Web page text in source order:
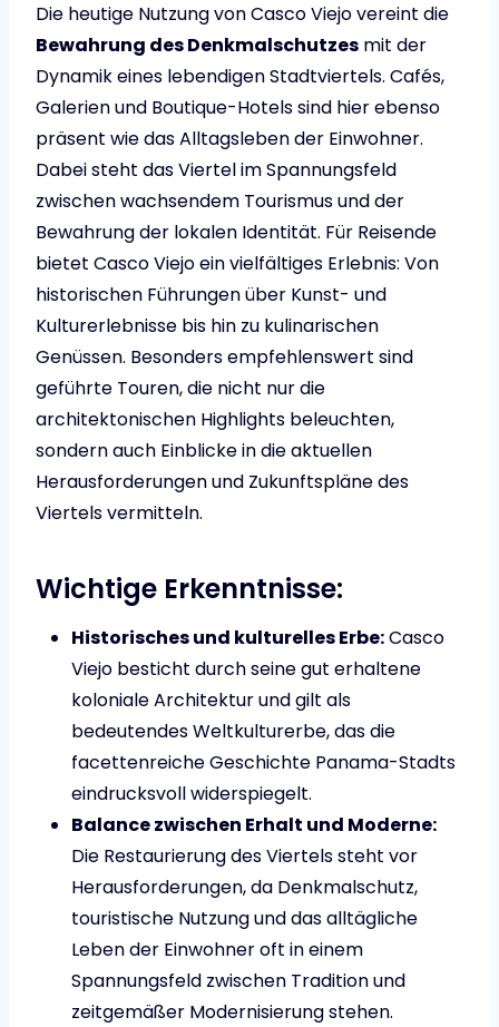
Die heutige Nutzung von Casco Viejo vereint die
Bewahrung des Denkmalschutzes mit der
Dynamik eines lebendigen Stadtviertels. Cafés,
Galerien und Boutique-Hotels sind hier ebenso
präsent wie das Alltagsleben der Einwohner.
Dabei steht das Viertel im Spannungsfeld
zwischen wachsendem Tourismus und der
Bewahrung der lokalen Identität. Für Reisende
bietet Casco Viejo ein vielfältiges Erlebnis: Von
historischen Führungen über Kunst- und
Kulturerlebnisse bis hin zu kulinarischen
Genüssen. Besonders empfehlenswert sind
geführte Touren, die nicht nur die
architektonischen Highlights beleuchten,
sondern auch Einblicke in die aktuellen
Herausforderungen und Zukunftspläne des
Viertels vermitteln.
Wichtige Erkenntnisse:
Historisches und kulturelles Erbe:Casco
Viejo besticht durch seine gut erhaltene
koloniale Architektur und gilt als
bedeutendes Weltkulturerbe, das die
facettenreiche Geschichte Panama-Stadts
eindrucksvoll widerspiegelt.
Balance zwischen Erhalt und Moderne:
Die Restaurierung des Viertels steht vor
Herausforderungen, da Denkmalschutz,
touristische Nutzung und das alltägliche
Leben der Einwohner oft in einem
Spannungsfeld zwischen Tradition und
zeitgemäßer Modernisierung stehen.